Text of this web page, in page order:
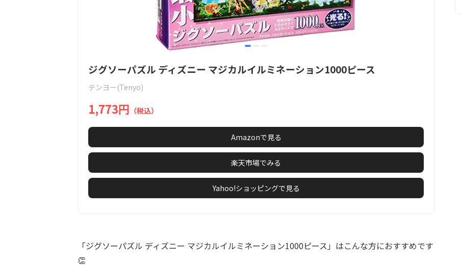
item
1
of
3
ジグソーパズル ディズニー マジカルイルミネーション1000ピース
テンヨー(Tenyo)
1,773円 （税込）
Amazonで見る
楽天市場でみる
Yahoo!ショッピングで見る
「ジグソーパズル ディズニー マジカルイルミネーション1000ピース」はこんな方におすすめです
👏